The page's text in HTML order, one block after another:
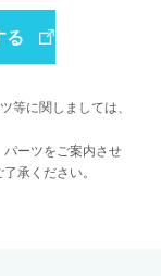
る
等に関しましては、
ーツをご案内させ
承ください。